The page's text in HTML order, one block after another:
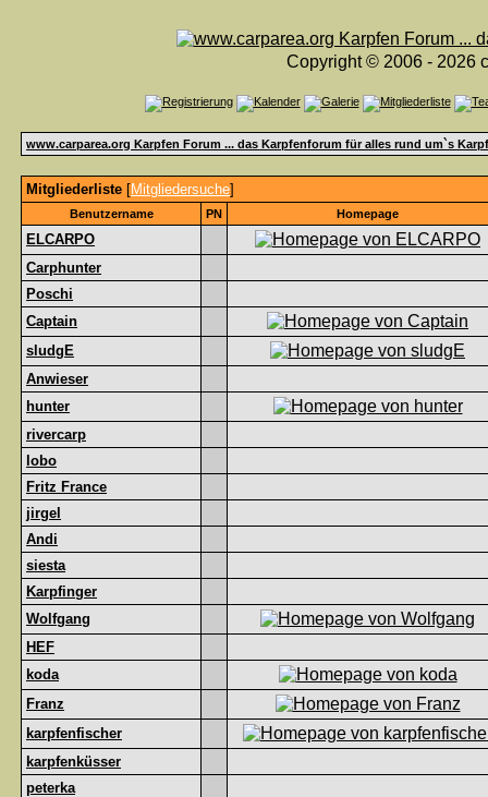
Copyright © 2006 - 2026
www.carparea.org Karpfen Forum ... das Karpfenforum für alles rund um`s
Mitgliederliste [Mitgliedersuche]
Benutzername PN Homepage
ELCARPO
Carphunter
Poschi
Captain
sludgE
Anwieser
hunter
rivercarp
lobo
Fritz France
jirgel
Andi
siesta
Karpfinger
Wolfgang
HEF
koda
Franz
karpfenfischer
karpfenküsser
peterka